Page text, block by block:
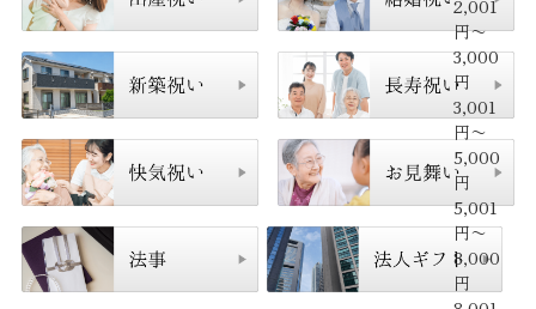
2,001
円〜
3,000
円
3,001
円〜
5,000
円
5,001
円〜
8,000
円